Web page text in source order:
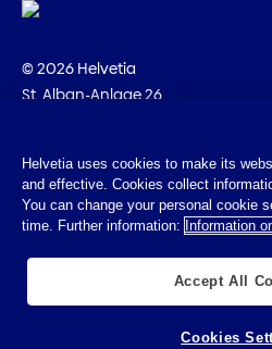
© 2026 Helvetia
St. Alban-Anlage 26
Impressum
Indications juridiques
Helvetia uses cookies to make its
and effective. Cookies collect
You can change your personal cookie
time. Further information: Information
Accept All
Cookies